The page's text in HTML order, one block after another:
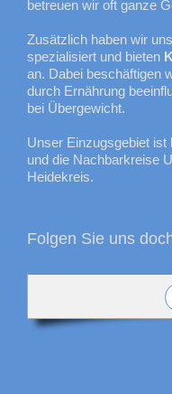
betreuen wir oft ganze
Zusätzlich haben wir
spezialisiert und bieten
an. Dabei beschäftigen
durch Ernährung
bei Übergewicht.
Unser Einzugsgebiet
und die Nachbarkreise
Heidekreis.
Folgen Sie uns